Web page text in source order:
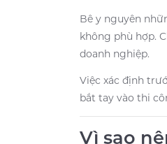
Bê y nguyên
không phù hợp.
doanh nghiệp.
Việc xác định
bắt tay vào thi
Vì sao